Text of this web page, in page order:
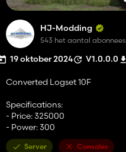
HJ-Modding
543 het aantal abonnees
19 oktober 2024 V1.0.0.0
Converted Logset 10F
Specifications:
- Price: 325000
- Power: 300
Server Consoles